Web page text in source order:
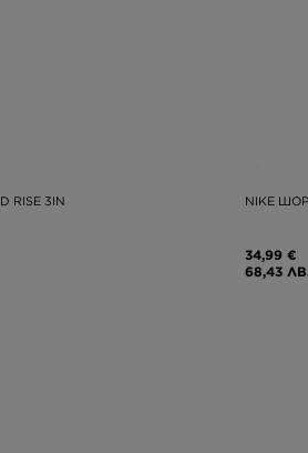
RISE 3IN NIKE
34,99 €
68,43